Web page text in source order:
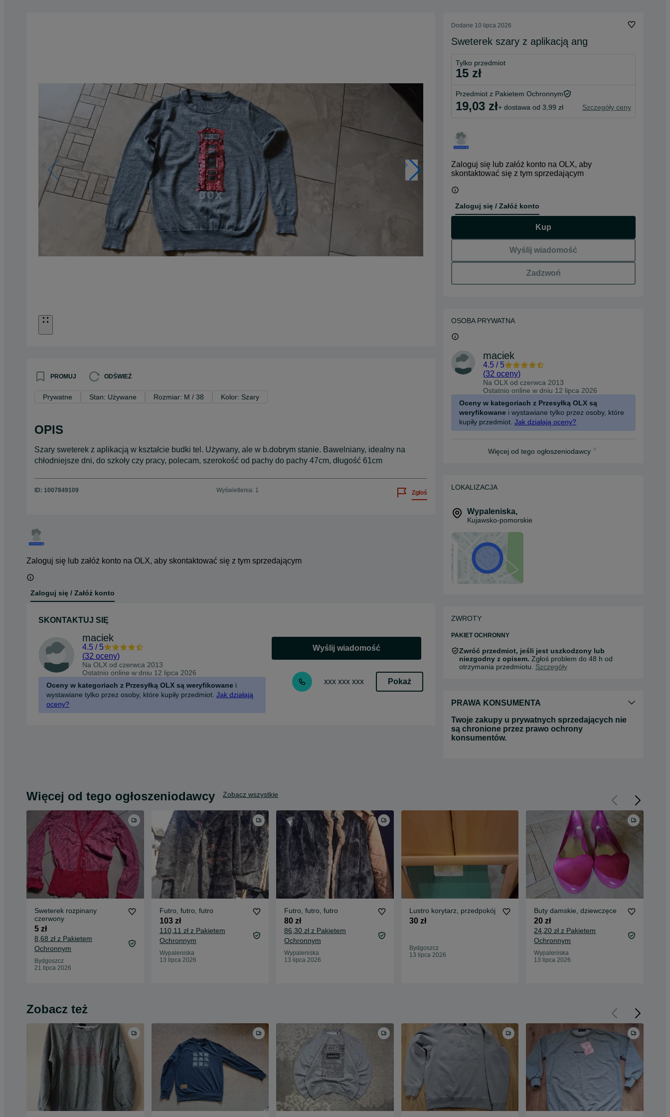
PROMUJ ODŚWIEŻ
Prywatne Stan: Używane Rozmiar: M / 38 Kolor: Szary
OPIS
Szary sweterek z aplikacją w kształcie budki tel. Używany, ale w b.dobrym stanie. Bawelniany, idealny na
chłodniejsze dni, do szkoły czy pracy, polecam, szerokość od pachy do pachy 47cm, długość 61cm
ID: 1007849109 Wyświetlenia: 1 Zgłoś
Zaloguj się lub załóż konto na OLX, aby skontaktować się z tym sprzedającym
Zaloguj się / Załóż konto
SKONTAKTUJ SIĘ
maciek
4.5 / 5
(32 oceny)
Na OLX od czerwca 2013
Ostatnio online w dniu 12 lipca 2026
Oceny w kategoriach z Przesyłką OLX są weryfikowane i
wystawiane tylko przez osoby, które kupiły przedmiot. Jak działają
oceny?
Wyślij wiadomość
xxx xxx xxx Pokaż
Dodane 10 lipca 2026
Sweterek szary z aplikacją ang
Tylko przedmiot
15 zł
Przedmiot z Pakietem Ochronnym
19,03 zł+ dostawa od 3,99 zł Szczegóły ceny
Zaloguj się lub załóż konto na OLX, aby
skontaktować się z tym sprzedającym
Zaloguj się / Załóż konto
Kup
Wyślij wiadomość
Zadzwoń
OSOBA PRYWATNA
maciek
4.5 / 5
(32 oceny)
Na OLX od czerwca 2013
Ostatnio online w dniu 12 lipca 2026
Oceny w kategoriach z Przesyłką OLX są
weryfikowane i wystawiane tylko przez osoby, które
kupiły przedmiot. Jak działają oceny?
Więcej od tego ogłoszeniodawcy
LOKALIZACJA
Wypaleniska,
Kujawsko-pomorskie
ZWROTY
PAKIET OCHRONNY
Zwróć przedmiot, jeśli jest uszkodzony lub
niezgodny z opisem. Zgłoś problem do 48 h od
otrzymania przedmiotu. Szczegóły
PRAWA KONSUMENTA
Twoje zakupy u prywatnych sprzedających nie
są chronione przez prawo ochrony
konsumentów.
Więcej od tego ogłoszeniodawcy Zobacz wszystkie
Sweterek rozpinany
czerwony
5 zł
8,68 zł z Pakietem
Ochronnym
Bydgoszcz
21 lipca 2026
Futro, futro, futro
103 zł
110,11 zł z Pakietem
Ochronnym
Wypaleniska
13 lipca 2026
Futro, futro, futro
80 zł
86,30 zł z Pakietem
Ochronnym
Wypaleniska
13 lipca 2026
Lustro korytarz, przedpokój
30 zł
Bydgoszcz
13 lipca 2026
Buty damskie, dziewczęce
20 zł
24,20 zł z Pakietem
Ochronnym
Wypaleniska
13 lipca 2026
Zobacz też